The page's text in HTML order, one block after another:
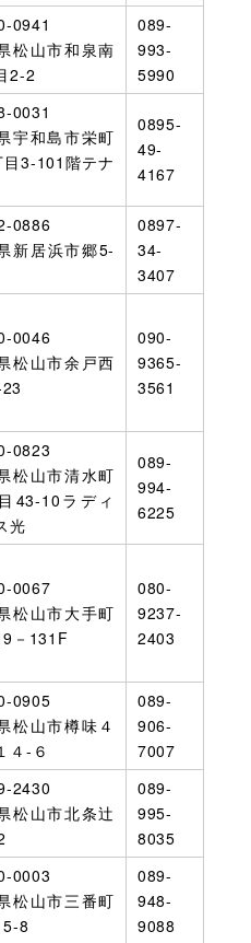
0941
松山市和泉南
2-2
089-
993-
5990
0031
宇和島市栄町
3-101階テナ
0895-
49-
4167
0886
新居浜市郷5-
0897-
34-
3407
0046
松山市余戸西
090-
9365-
3561
0823
松山市清水町
43-10ラディ
光
089-
994-
6225
0067
松山市大手町
－131F
080-
9237-
2403
0905
松山市樽味４
４-６
089-
906-
7007
2430
松山市北条辻
089-
995-
8035
0003
松山市三番町
8
089-
948-
9088